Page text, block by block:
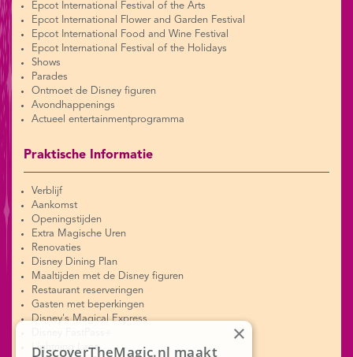
Epcot International Festival of the Arts
Epcot International Flower and Garden Festival
Epcot International Food and Wine Festival
Epcot International Festival of the Holidays
Shows
Parades
Ontmoet de Disney figuren
Avondhappenings
Actueel entertainmentprogramma
Praktische Informatie
Verblijf
Aankomst
Openingstijden
Extra Magische Uren
Renovaties
Disney Dining Plan
Maaltijden met de Disney figuren
Restaurant reserveringen
Gasten met beperkingen
Disney's Magical Express
Lightning Lane
DiscoverTheMagic.nl maakt
×